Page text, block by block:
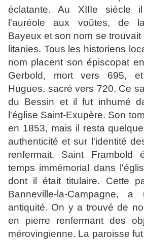
éclatante. Au XIIIe siècle
l'auréole aux voûtes, de
Bayeux et son nom se
litanies. Tous les historiens
nom placent son épiscopat
Gerbold, mort vers 695,
Hugues, sacré vers 720. Ce
du Bessin et il fut inhumé
l'église Saint-Exupère. Son
en 1853, mais il resta
authenticité et sur l'identité
renfermait. Saint Frambold
temps immémorial dans
dont il était titulaire. Cette
Banneville-la-Campagne,
antiquité. On y a trouvé de
en pierre renfermant des
mérovingienne. La paroisse